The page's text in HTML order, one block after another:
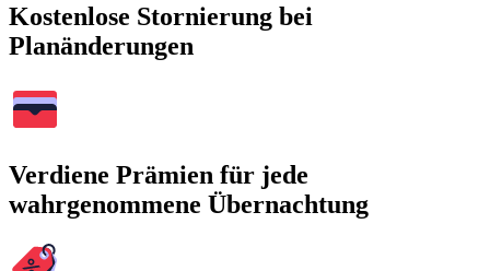
Kostenlose Stornierung bei
Planänderungen
Verdiene Prämien für jede
wahrgenommene Übernachtung